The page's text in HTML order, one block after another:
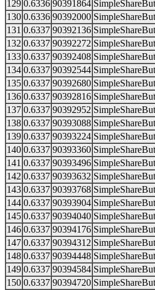
129 0.6336 90391864
130 0.6336 90392000
131 0.6337 90392136
132 0.6337 90392272
133 0.6337 90392408
134 0.6337 90392544
135 0.6337 90392680
136 0.6337 90392816
137 0.6337 90392952
138 0.6337 90393088
139 0.6337 90393224
140 0.6337 90393360
141 0.6337 90393496
142 0.6337 90393632
143 0.6337 90393768
144 0.6337 90393904
145 0.6337 90394040
146 0.6337 90394176
147 0.6337 90394312
148 0.6337 90394448
149 0.6337 90394584
150 0.6337 90394720